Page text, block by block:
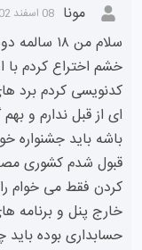
مونا 08 اسفند 1402
سلام من
خشم اختراع کردم با
کدنویسی کردم برد
ای از قبل ندارم و
باشه باید جشنواره
قبول شدم کشوری
کردن فقط می خوام
خارج پنل و برنامه
حسابداری بوده باید